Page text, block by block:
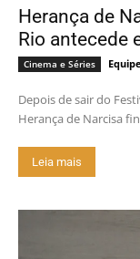
Herança de
Rio antecede
Cinema e Séries
Depois de sair do
Herança de Narcisa
Leia mais